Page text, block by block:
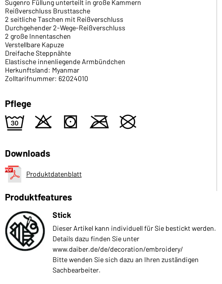
Sugenro Füllung unterteilt in große Kammern
Reißverschluss Brusttasche
2 seitliche Taschen mit Reißverschluss
Durchgehender 2-Wege-Reißverschluss
2 große Innentaschen
Verstellbare Kapuze
Dreifache Steppnähte
Elastische innenliegende Armbündchen
Herkunftsland: Myanmar
Zolltarifnummer: 62024010
Pflege
e o s m U
Downloads
Produktdatenblatt
Produktfeatures
Stick
Dieser Artikel kann individuell für Sie bestickt werden.
Details dazu finden Sie unter
www.daiber.de/de/decoration/embroidery/
Bitte wenden Sie sich dazu an Ihren zuständigen
Sachbearbeiter.